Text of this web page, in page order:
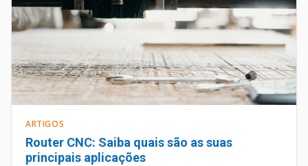
ARTIGOS
Router CNC: Saiba quais são as suas
principais aplicações